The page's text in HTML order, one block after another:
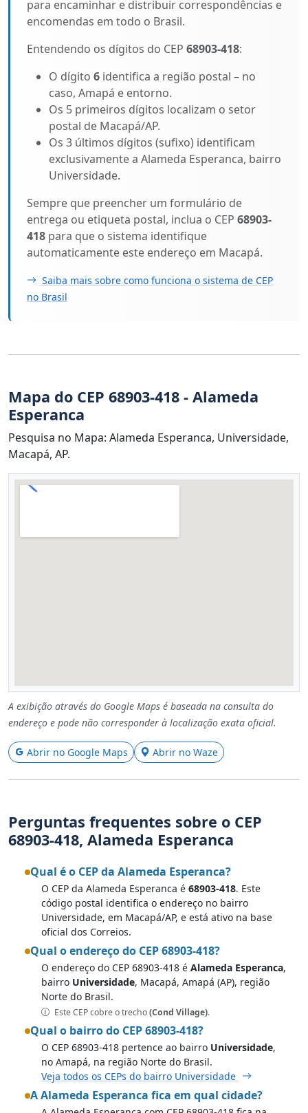
para encaminhar e distribuir correspondências e
encomendas em todo o Brasil.
Entendendo os dígitos do CEP 68903-418:
O dígito 6 identifica a região postal – no
caso, Amapá e entorno.
Os 5 primeiros dígitos localizam o setor
postal de Macapá/AP.
Os 3 últimos dígitos (sufixo) identificam
exclusivamente a Alameda Esperanca, bairro
Universidade.
Sempre que preencher um formulário de
entrega ou etiqueta postal, inclua o CEP 68903-
418 para que o sistema identifique
automaticamente este endereço em Macapá.
Saiba mais sobre como funciona o sistema de CEP
no Brasil
Mapa do CEP 68903-418 - Alameda
Esperanca
Pesquisa no Mapa: Alameda Esperanca, Universidade,
Macapá, AP.
A exibição através do Google Maps é baseada na consulta do
endereço e pode não corresponder à localização exata oficial.
Abrir no Google Maps Abrir no Waze
Perguntas frequentes sobre o CEP
68903-418, Alameda Esperanca
Qual é o CEP da Alameda Esperanca?
O CEP da Alameda Esperanca é 68903-418. Este
código postal identifica o endereço no bairro
Universidade, em Macapá/AP, e está ativo na base
oficial dos Correios.
Qual o endereço do CEP 68903-418?
O endereço do CEP 68903-418 é Alameda Esperanca,
bairro Universidade, Macapá, Amapá (AP), região
Norte do Brasil.
Este CEP cobre o trecho(Cond Village).
Qual o bairro do CEP 68903-418?
O CEP 68903-418 pertence ao bairro Universidade,
no Amapá, na região Norte do Brasil.
Veja todos os CEPs do bairro Universidade
A Alameda Esperanca fica em qual cidade?